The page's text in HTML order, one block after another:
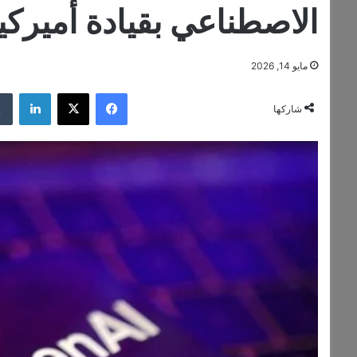
الاصطناعي بقيادة
مايو 14, 2026
شاركها
فيسبوك ‫X